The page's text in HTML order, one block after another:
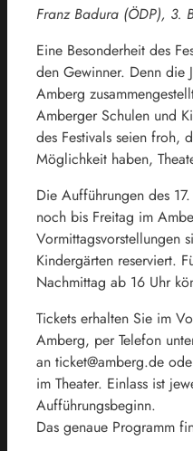
Franz Badura (ÖDP), 3.
Eine Besonderheit des
den Gewinner. Denn die
Amberg
Amberger Schulen und
des Festivals seien froh,
Möglichkeit haben,
Die Aufführungen des
noch bis Freitag im
Vormittagsvorstellungen
Kindergärten reserviert.
Nachmittag ab 16 Uhr
Tickets erhalten Sie im
Amberg, per Telefon
an ticket@amberg.de
im Theater. Einlass ist
Aufführungsbeginn.
Das genaue Programm